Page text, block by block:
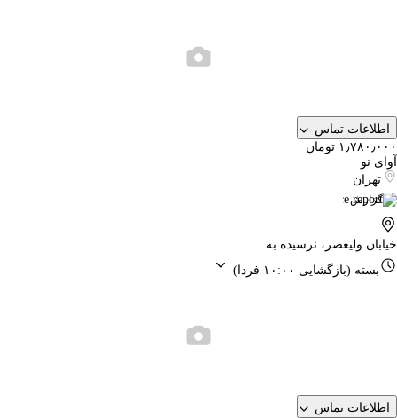
اطلاعات تماس
۱٫۷۸۰٫۰۰۰ تومان
آوای نو
تهران
گزارش
خیابان ولیعصر، نرسیده به...
بسته (بازگشایی ۱۰:۰۰ فردا)
اطلاعات تماس